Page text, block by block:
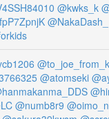
@kwks_k
@NakaDash_
@atomseki
@numb8r9